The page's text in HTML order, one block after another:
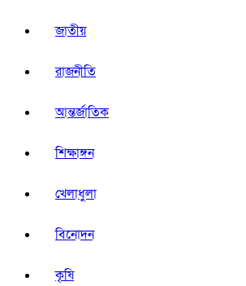
জাতীয়
রাজনীতি
আন্তর্জাতিক
শিক্ষাঙ্গন
খেলাধুলা
বিনোদন
কৃষি